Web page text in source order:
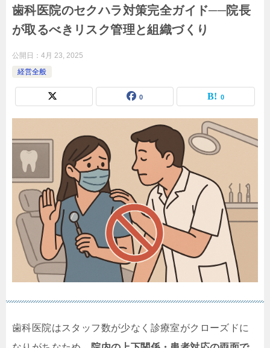
歯科医院のセクハラ対策完全ガイド──院長
が取るべきリスク管理と組織づくり
公開日： 4月 23, 2025
経営全般
0 0
歯科医院はスタッフ数が少なく診療室がクローズドに